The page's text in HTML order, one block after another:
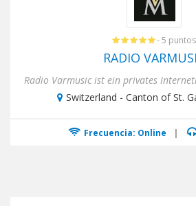
- 5 puntos
RADIO
Switzerland - Canton of St.
Frecuencia: Online |